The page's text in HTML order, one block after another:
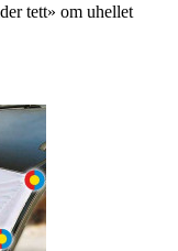
tett» om uhellet